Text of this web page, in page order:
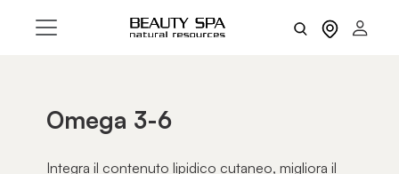
Omega 3-6
Integra il contenuto lipidico cutaneo, migliora il